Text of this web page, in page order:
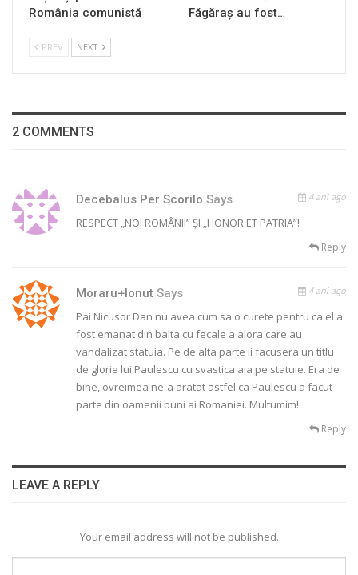
România comunistă
Făgăraș au fost…
PREV NEXT
2 COMMENTS
Decebalus Per Scorilo Says 4 ani ago
RESPECT „NOI ROMÂNII” ȘI „HONOR ET PATRIA”!
Reply
Moraru+Ionut Says 4 ani ago
Pai Nicusor Dan nu avea cum sa o curete pentru ca el a
fost emanat din balta cu fecale a alora care au
vandalizat statuia. Pe de alta parte ii facusera un titlu
de glorie lui Paulescu cu svastica aia pe statuie. Era de
bine, ovreimea ne-a aratat astfel ca Paulescu a facut
parte din oamenii buni ai Romaniei. Multumim!
Reply
LEAVE A REPLY
Your email address will not be published.